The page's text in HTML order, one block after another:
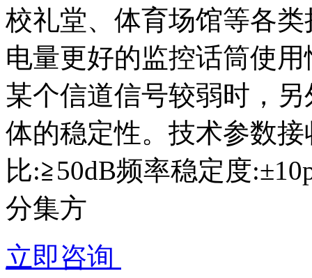
校礼堂、体育场馆等各
电量更好的监控话筒使
某个信道信号较弱时，
体的稳定性。技术参数
比:≧50dB频率稳定度
分集方
立即咨询